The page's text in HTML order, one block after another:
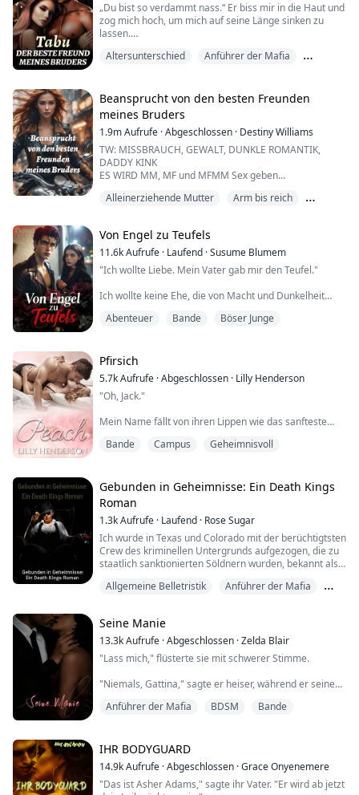
„Du bist so verdammt nass.“ Er biss mir in die Haut und
zog mich hoch, um mich auf seine Länge sinken zu
lassen.
„Du wirst jeden Zentimeter von mir aufnehmen.“
„Verdammt, du fühlst dich so verdammt gut an. Ist es
das, was du wolltest, meinen Schwanz in dir?“ fragte er,
wohl wissend, dass ich ihn seit Anfang an verführt
hatte.
„J...ja,“ hauchte ich.
Altersunterschied
Anführer der Mafia
Beansprucht von den besten Freunden
meines Bruders
1.9mAufrufe ·Abgeschlossen · Destiny Williams
TW: MISSBRAUCH, GEWALT, DUNKLE ROMANTIK,
DADDY KINK
ES WIRD MM, MF und MFMM Sex geben
Heimatstadt zurück, um vor ihrem missbräuchlichen
wendet sie sich widerwillig an seine besten Freunde,
trotz ihrer gemeinsamen Vergangenheit voller
Schikanen. ...
Alleinerziehende Mutter
Arm bis reich
Von Engel zu Teufels
11.6kAufrufe · Laufend ·Susume Blumem
"Ich wollte Liebe. Mein Vater gab mir den Teufel."
Ich wollte keine Ehe, die von Macht und Dunkelheit
schätzen, respektieren und beschützen würde. Aber
Händen von Ace Hernandez.
Ace Hernandez – ein Name, der nur im Flüsterton
ausgesprochen wird, e...
Abenteuer Bande Böser Junge
Pfirsich
5.7kAufrufe ·Abgeschlossen · Lilly Henderson
"Oh, Jack."
Mein Name fällt von ihren Lippen wie das sanfteste
Ihre Stimme lässt mich erzittern, macht mich schwach
andere Frau je in mir ausgelöst hat. Ich will sie ganz,
will sie zu meiner machen.
--
Mit achtundzwanzig ist Emma voll...
Bande Campus Geheimnisvoll
Gebunden in Geheimnisse: Ein Death Kings
Roman
1.3kAufrufe · Laufend · Rose Sugar
Ich wurde in Texas und Colorado mit der berüchtigtsten
Crew des kriminellen Untergrunds aufgezogen, die zu
staatlich sanktionierten Söldnern wurden, bekannt als
bekannt als der Alligatorkönig. Jetzt trete ich in seine
in meinem Reich bin ich der...
Allgemeine Belletristik
Anführer der Mafia
Seine Manie
13.3kAufrufe ·Abgeschlossen ·Zelda Blair
"Lass mich," flüsterte sie mit schwerer Stimme.
"Niemals, Gattina," sagte er heiser, während er seine
sie erzittern ließ.
sie das Chaos in ihrem Körper genoss, das seine rauen
Finger verursachten.
Plötzlich legte er seine sexy Finger um ihren schönen,
Anführer der Mafia BDSM Bande
IHR BODYGUARD
14.9kAufrufe ·Abgeschlossen ·Grace Onyenemere
"Das ist Asher Adams," sagte ihr Vater. "Er wird ab jetzt